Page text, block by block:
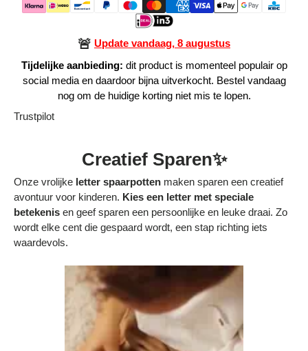
Alle collecties
Volg je bestelling
Over ons
Privacy policy
Alle categorieën
Bestelling volgen
Vacatures bij Middo
Veelgestelde vragen
🚨 Update vandaag, 8 augustus
Tijdelijke aanbieding: dit product is momenteel populair op
social media en daardoor bijna uitverkocht. Bestel vandaag
nog om de huidige korting niet mis te lopen.
Trustpilot
Creatief Sparen✨
Onze vrolijke letter spaarpotten maken sparen een creatief
avontuur voor kinderen. Kies een letter met speciale
betekenis en geef sparen een persoonlijke en leuke draai. Zo
wordt elke cent die gespaard wordt, een stap richting iets
waardevols.